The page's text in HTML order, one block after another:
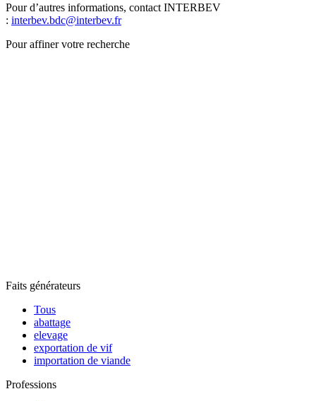
Pour d’autres informations, contact INTERBEV
: interbev.bdc@interbev.fr
Pour affiner votre recherche
Faits générateurs
Tous
abattage
elevage
exportation de vif
importation de viande
Professions